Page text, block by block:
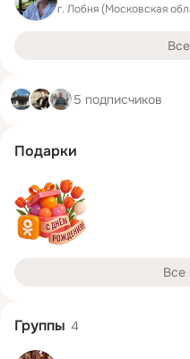
г. Лобня (Московская
5 подписчиков
Подарки
Все
Группы 4